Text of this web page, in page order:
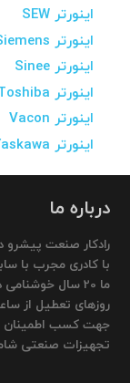
اینورتر SEW
اینورتر Siemens
اینورتر Sinee
اینورتر Toshiba
اینورتر Vacon
اینورتر Yaskawa
درباره ما
رادکار صنعت پیشرو
با کادری مجرب با
ما 20 سال
جهت کسب اطمینان
تجهیزات صنعتی